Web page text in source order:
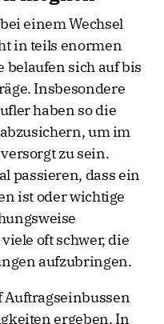
möglich
einem Wechsel
in teils enormen
sich auf bis
Insbesondere
haben so die
um im
zu sein.
passieren, dass ein
ist oder wichtige
oft schwer, die